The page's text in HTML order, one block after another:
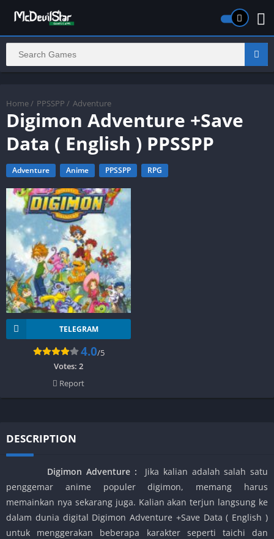
Home / PPSSPP / Adventure
Digimon Adventure +Save
Data ( English ) PPSSPP
Adventure Anime PPSSPP RPG
TELEGRAM
4.0/5
Votes: 2
Report
DESCRIPTION
Digimon Adventure : Jika kalian adalah salah satu
penggemar anime populer digimon, memang harus
memainkan nya sekarang juga. Kalian akan terjun langsung ke
dalam dunia digital Digimon Adventure +Save Data ( English )
untuk menggerakan beberapa karakter seperti taichi dan